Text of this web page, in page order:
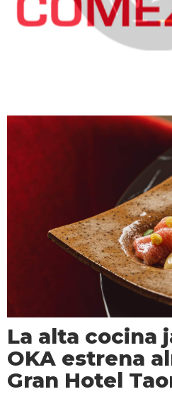
La alta cocina
OKA estrena
Gran Hotel